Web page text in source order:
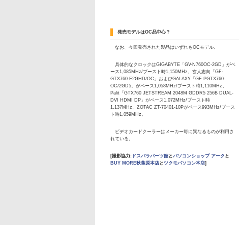
発売モデルはOC品中心？
なお、今回発売された製品はいずれもOCモデル。
具体的なクロックはGIGABYTE「GV-N760OC-2GD」がベ
ース1,085MHz/ブースト時1,150MHz、玄人志向「GF-
GTX760-E2GHD/OC」およびGALAXY「GF PGTX760-
OC/2GD5」がベース1,058MHz/ブースト時1,110MHz、
Palit「GTX760 JETSTREAM 2048M GDDR5 256B DUAL-
DVI HDMI DP」がベース1,072MHz/ブースト時
1,137MHz、ZOTAC ZT-70401-10Pがベース993MHz/ブース
ト時1,059MHz。
ビデオカードクーラーはメーカー毎に異なるものが利用さ
れている。
[撮影協力: ドスパラパーツ館とパソコンショップ アーク と
BUY MORE秋葉原本店とツクモパソコン本店]